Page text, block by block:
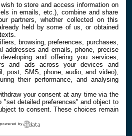
À PROPOS
Contact
wish to store and access information on
in emails, etc.), combine and share
partners, whether collected on this
held by some of us, or obtained
browsing, preferences, purchases,
addresses and emails, phone, precise
and offering you services,
and ads across your devices and
post, SMS, phone, audio, and video),
their performance, and analysing
your consent at any time via the
"set detailed preferences" and object to
to consent. These choices remain
powered by